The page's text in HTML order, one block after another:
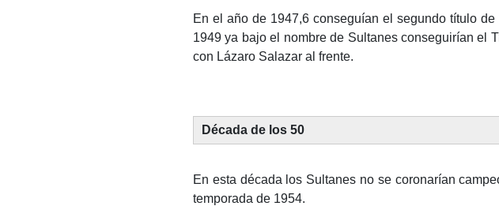
En el año de 1947,6​ conseguían el segundo título
1949 ya bajo el nombre de Sultanes conseguirían el
con Lázaro Salazar al frente.
Década de los 50
En esta década los Sultanes no se coronarían
temporada de 1954.